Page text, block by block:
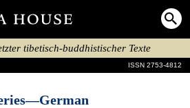
tibetisch-buddhistischer Texte
ISSN 2753-4812